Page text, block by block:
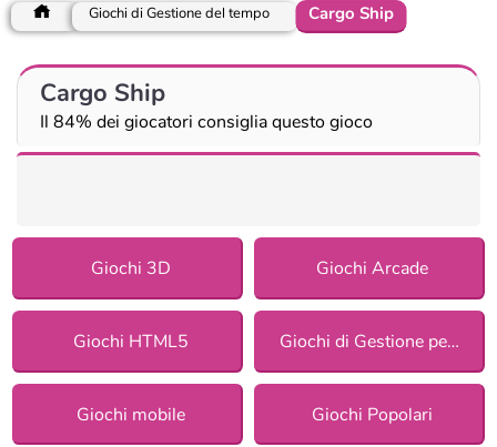
Giochi di Gestione del tempo Cargo Ship
Cargo Ship
Il 84% dei giocatori consiglia questo gioco
Giochi 3D Giochi Arcade
Giochi HTML5 Giochi di Gestione per ragazze
Giochi mobile Giochi Popolari